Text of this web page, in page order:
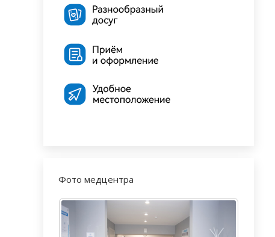
Фото медцентра